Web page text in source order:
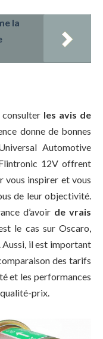
la
les avis de
donne de bonnes
Automotive
12V offrent
vous inspirer et vous
de leur objectivité.
d’avoir de vrais
le cas sur Oscaro,
il est important
des tarifs
et les performances
prix.